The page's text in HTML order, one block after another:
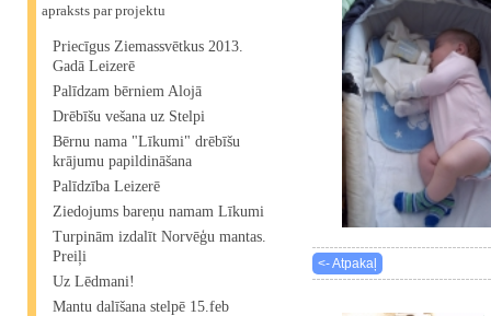
apraksts par projektu
Priecīgus Ziemassvētkus 2013.
Gadā Leizerē
Palīdzam bērniem Alojā
Drēbīšu vešana uz Stelpi
Bērnu nama "Līkumi" drēbīšu
krājumu papildināšana
Palīdzība Leizerē
Ziedojums bareņu namam Līkumi
Turpinām izdalīt Norvēģu mantas.
Preiļi
Uz Lēdmani!
Mantu dalīšana stelpē 15.feb
<- Atpakaļ